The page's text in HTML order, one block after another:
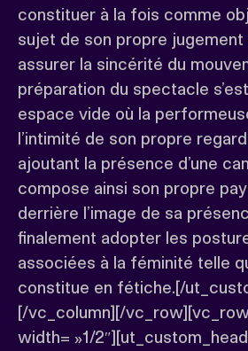
constituer à la fois comme
sujet de son propre
assurer la sincérité du
préparation du spectacle
espace vide où la
l’intimité de son propre
ajoutant la présence d’une
compose ainsi son propre
derrière l’image de sa
finalement adopter les
associées à la féminité telle
constitue en fétiche.[/
[/vc_column][/
width= »1/